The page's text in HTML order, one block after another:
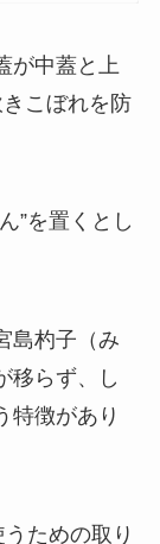
が中蓋と上
こぼれを防
”を置くとし
島杓子（み
移らず、し
特徴があり
ための取り